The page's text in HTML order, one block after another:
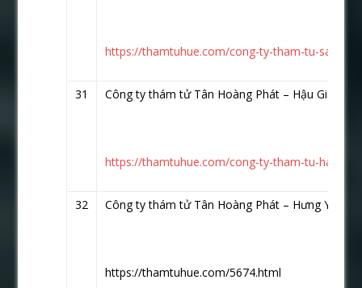
https://thamtuhue.com/cong-ty-tham-tu-sai-
31 Công ty thám tử Tân Hoàng Phát – Hậu Giang
https://thamtuhue.com/cong-ty-tham-tu-hau-
32 Công ty thám tử Tân Hoàng Phát – Hưng Yên
https://thamtuhue.com/5674.html